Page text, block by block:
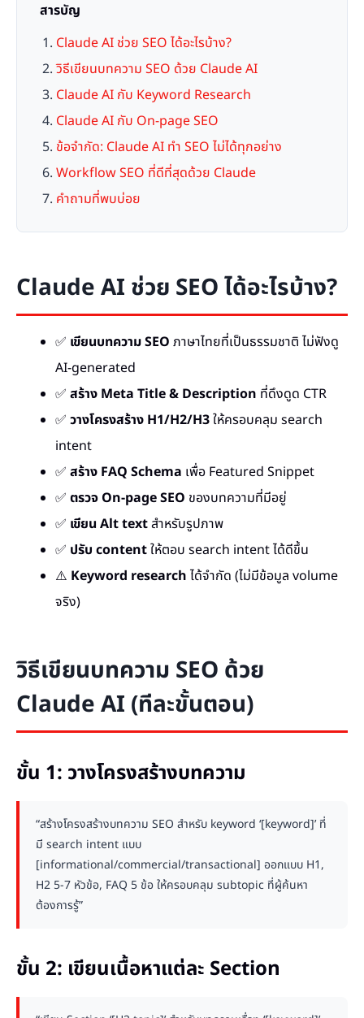
สารบัญ
Claude AI ช่วย SEO ได้อะไรบ้าง?
วิธีเขียนบทความ SEO ด้วย Claude AI
Claude AI กับ Keyword Research
Claude AI กับ On-page SEO
ข้อจำกัด: Claude AI ทำ SEO ไม่ได้ทุกอย่าง
Workflow SEO ที่ดีที่สุดด้วย Claude
คำถามที่พบบ่อย
Claude AI ช่วย SEO ได้อะไรบ้าง?
✅ เขียนบทความ SEO ภาษาไทยที่เป็นธรรมชาติ ไม่ฟังดู
AI-generated
✅ สร้าง Meta Title & Description ที่ดึงดูด CTR
✅ วางโครงสร้าง H1/H2/H3ให้ครอบคลุม search
intent
✅ สร้าง FAQ Schema เพื่อ Featured Snippet
✅ ตรวจ On-page SEO ของบทความที่มีอยู่
✅ เขียน Alt textสำหรับรูปภาพ
✅ ปรับ contentให้ตอบ search intent ได้ดีขึ้น
⚠️ Keyword research ได้จำกัด (ไม่มีข้อมูล volume
จริง)
วิธีเขียนบทความ SEO ด้วย
Claude AI (ทีละขั้นตอน)
ขั้น 1: วางโครงสร้างบทความ
“สร้างโครงสร้างบทความ SEO สำหรับ keyword ‘[keyword]’ ที่
มี search intent แบบ
[informational/commercial/transactional] ออกแบบ H1,
H2 5-7 หัวข้อ, FAQ 5 ข้อ ให้ครอบคลุม subtopic ที่ผู้ค้นหา
ต้องการรู้”
ขั้น 2: เขียนเนื้อหาแต่ละ Section